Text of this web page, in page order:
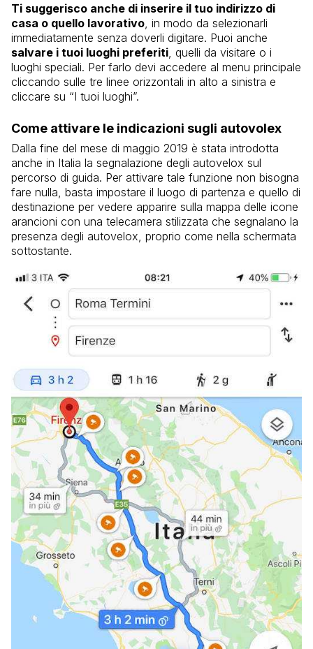
Ti suggerisco anche di inserire il tuo indirizzo di
casa o quello lavorativo , in modo da selezionarli
immediatamente senza doverli digitare. Puoi anche
salvare i tuoi luoghi preferiti , quelli da visitare o i
luoghi speciali. Per farlo devi accedere al menu principale
cliccando sulle tre linee orizzontali in alto a sinistra e
cliccare su “I tuoi luoghi”.
Come attivare le indicazioni sugli autovolex
Dalla fine del mese di maggio 2019 è stata introdotta
anche in Italia la segnalazione degli autovelox sul
percorso di guida. Per attivare tale funzione non bisogna
fare nulla, basta impostare il luogo di partenza e quello di
destinazione per vedere apparire sulla mappa delle icone
arancioni con una telecamera stilizzata che segnalano la
presenza degli autovelox, proprio come nella schermata
sottostante.